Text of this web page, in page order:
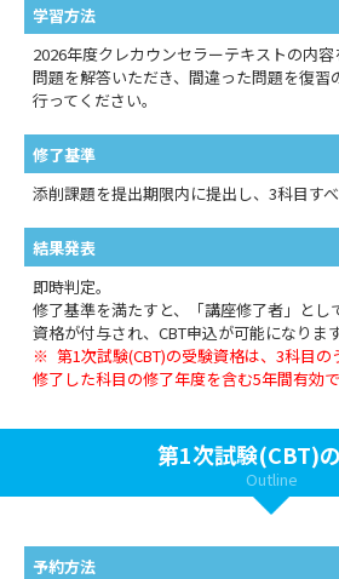
学習方法
2026年度クレカウンセラーテキストの内
問題を解答いただき、間違った問題を復習
行ってください。
修了基準
添削課題を提出期限内に提出し、3科目す
結果発表
即時判定。
修了基準を満たすと、「講座修了者」とし
資格が付与され、CBT申込が可能になります
※ 第1次試験(CBT)の受験資格は、3科目の
修了した科目の修了年度を含む5年間有効で
第1次試験(CBT)
Outline
予約方法